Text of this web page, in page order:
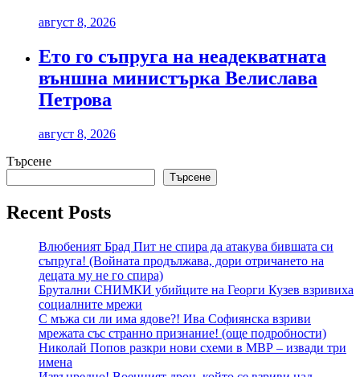
август 8, 2026
Ето го съпруга на неадекватната
външна министърка Велислава
Петрова
август 8, 2026
Търсене
Търсене
Recent Posts
Влюбеният Брад Пит не спира да атакува бившата си
съпруга! (Войната продължава, дори отричането на
децата му не го спира)
Брутални СНИМКИ убийците на Георги Кузев взривиха
социалните мрежи
С мъжа си ли има ядове?! Ива Софиянска взриви
мрежата със странно признание! (още подробности)
Николай Попов разкри нови схеми в МВР – извади три
имена